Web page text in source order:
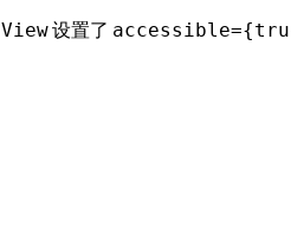
View设置了